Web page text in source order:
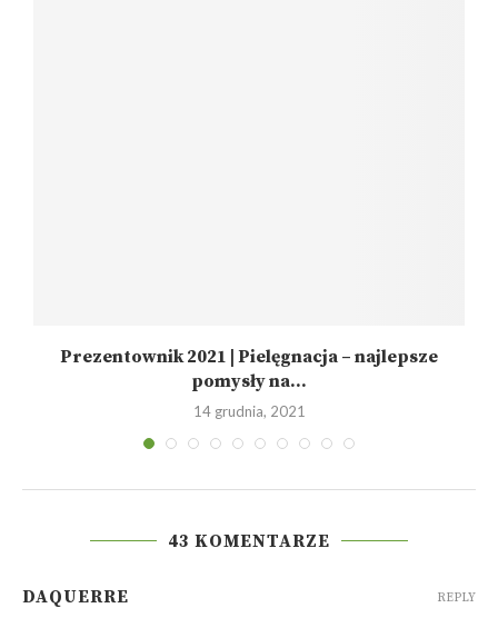
Prezentownik 2021 | Pielęgnacja – najlepsze
pomysły na...
14 grudnia, 2021
43 KOMENTARZE
DAQUERRE REPLY